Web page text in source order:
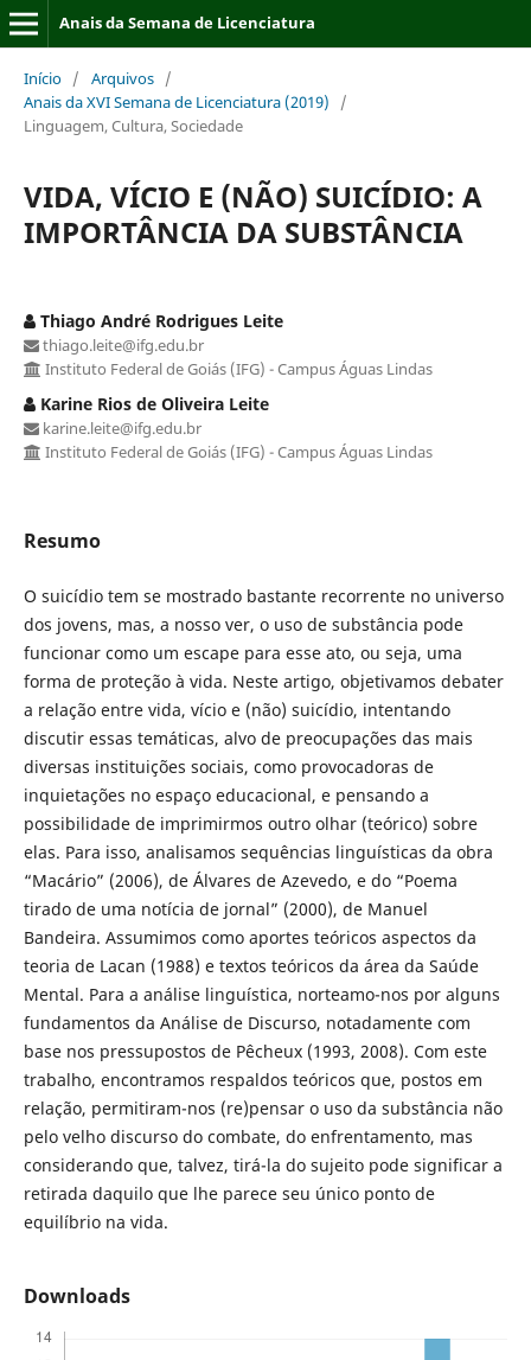
Anais da Semana de Licenciatura
Início / Arquivos /
Anais da XVI Semana de Licenciatura (2019)
/
Linguagem, Cultura, Sociedade
VIDA, VÍCIO E (NÃO) SUICÍDIO: A
IMPORTÂNCIA DA SUBSTÂNCIA
Thiago André Rodrigues Leite
thiago.leite@ifg.edu.br
Instituto Federal de Goiás (IFG) - Campus Águas Lindas
Karine Rios de Oliveira Leite
karine.leite@ifg.edu.br
Instituto Federal de Goiás (IFG) - Campus Águas Lindas
Resumo
O suicídio tem se mostrado bastante recorrente no universo
dos jovens, mas, a nosso ver, o uso de substância pode
funcionar como um escape para esse ato, ou seja, uma
forma de proteção à vida. Neste artigo, objetivamos debater
a relação entre vida, vício e (não) suicídio, intentando
discutir essas temáticas, alvo de preocupações das mais
diversas instituições sociais, como provocadoras de
inquietações no espaço educacional, e pensando a
possibilidade de imprimirmos outro olhar (teórico) sobre
elas. Para isso, analisamos sequências linguísticas da obra
“Macário” (2006), de Álvares de Azevedo, e do “Poema
tirado de uma notícia de jornal” (2000), de Manuel
Bandeira. Assumimos como aportes teóricos aspectos da
teoria de Lacan (1988) e textos teóricos da área da Saúde
Mental. Para a análise linguística, norteamo-nos por alguns
fundamentos da Análise de Discurso, notadamente com
base nos pressupostos de Pêcheux (1993, 2008). Com este
trabalho, encontramos respaldos teóricos que, postos em
relação, permitiram-nos (re)pensar o uso da substância não
pelo velho discurso do combate, do enfrentamento, mas
considerando que, talvez, tirá-la do sujeito pode significar a
retirada daquilo que lhe parece seu único ponto de
equilíbrio na vida.
Downloads